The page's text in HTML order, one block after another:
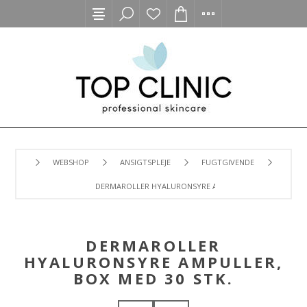
WEBSHOP ANSIGTSPLEJE FUGTGIVENDE
DERMAROLLER HYALURONSYRE AMPULLER, BOX MED 30
DERMAROLLER
HYALURONSYRE AMPULLER,
BOX MED 30 STK.